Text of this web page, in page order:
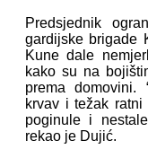
Predsjednik
gardijske brigade
Kune dale
kako su na
prema domovini.
krvav i težak
poginule i
rekao je Dujić.